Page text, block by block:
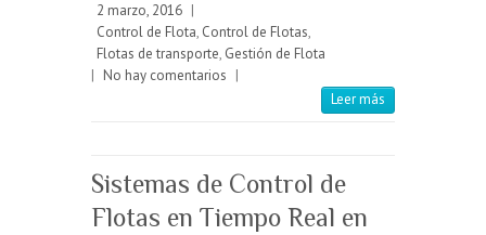
2 marzo, 2016 |
Control de Flota, Control de Flotas,
Flotas de transporte, Gestión de Flota
| No hay comentarios |
Leer más
Sistemas de Control de
Flotas en Tiempo Real en